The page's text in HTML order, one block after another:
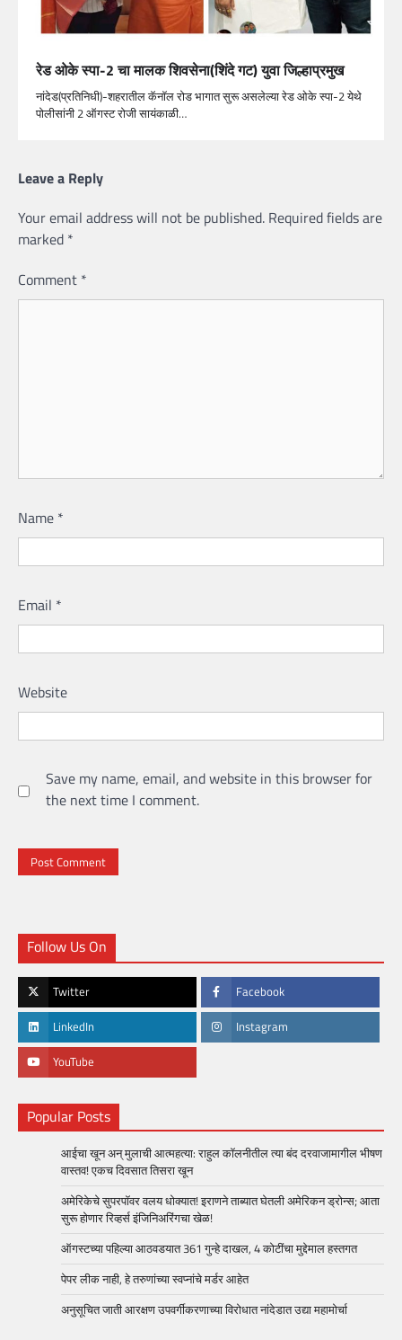
रेड ओके स्पा-2 चा मालक शिवसेना(शिंदे गट) युवा जिल्हाप्रमुख
नांदेड(प्रतिनिधी)-शहरातील कॅनॉल रोड भागात सुरू असलेल्या रेड ओके स्पा-2 येथे
पोलीसांनी 2 ऑगस्ट रोजी सायंकाळी…
Leave a Reply
Your email address will not be published. Required fields are
marked *
Comment *
Name *
Email *
Website
Save my name, email, and website in this browser for
the next time I comment.
Follow Us On
Twitter Facebook
LinkedIn Instagram
YouTube
Popular Posts
आईचा खून अन् मुलाची आत्महत्या: राहुल कॉलनीतील त्या बंद दरवाजामागील भीषण
वास्तव! एकच दिवसात तिसरा खून
अमेरिकेचे सुपरपॉवर वलय धोक्यात! इराणने ताब्यात घेतली अमेरिकन ड्रोन्स; आता
सुरू होणार रिव्हर्स इंजिनिअरिंगचा खेळ!
ऑगस्टच्या पहिल्या आठवडयात 361 गुन्हे दाखल, 4 कोटींचा मुद्देमाल हस्तगत
पेपर लीक नाही, हे तरुणांच्या स्वप्नांचे मर्डर आहेत
अनुसूचित जाती आरक्षण उपवर्गीकरणाच्या विरोधात नांदेडात उद्या महामोर्चा